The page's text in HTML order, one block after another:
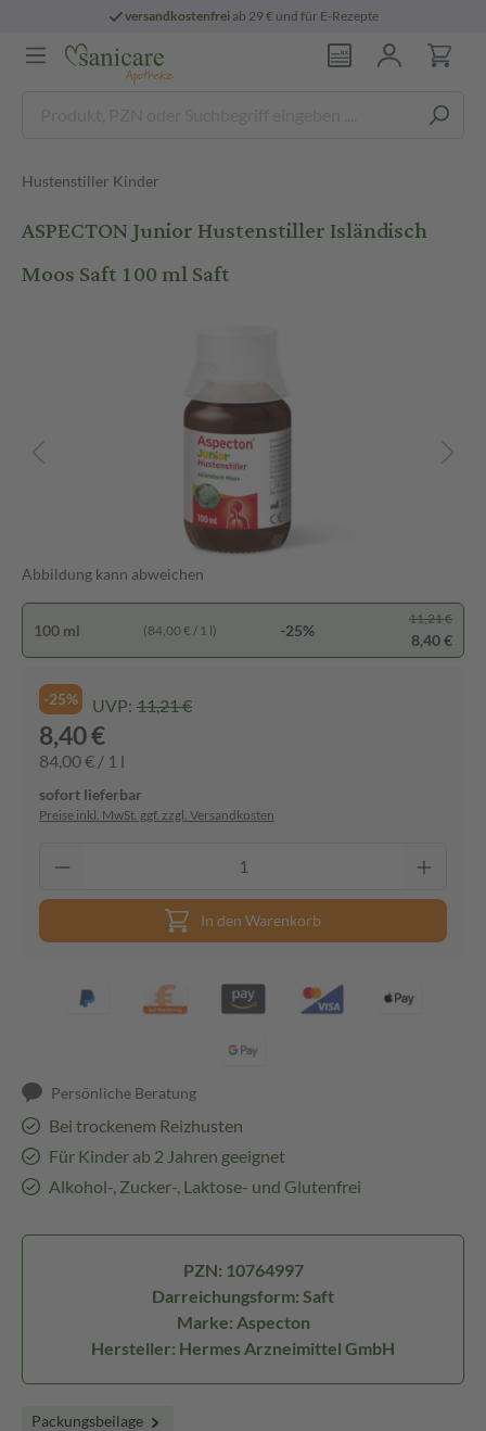
versandkostenfreiab 29 € und für E-Rezepte
Hustenstiller Kinder
ASPECTON Junior Hustenstiller Isländisch
Moos Saft 100 ml Saft
Abbildung kann abweichen
100 ml (84,00 € / 1 l) -25%
11,21 €
8,40 €
-25% UVP: 11,21 €
8,40 €
84,00 € / 1 l
sofort lieferbar
Preise inkl. MwSt. ggf. zzgl. Versandkosten
In den Warenkorb
Persönliche Beratung
Bei trockenem Reizhusten
Für Kinder ab 2 Jahren geeignet
Alkohol-, Zucker-, Laktose- und Glutenfrei
PZN: 10764997
Darreichungsform: Saft
Marke: Aspecton
Hersteller: Hermes Arzneimittel GmbH
Packungsbeilage